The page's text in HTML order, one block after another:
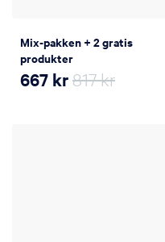
Mix-pakken + 2 gratis
produkter
667 kr817 kr